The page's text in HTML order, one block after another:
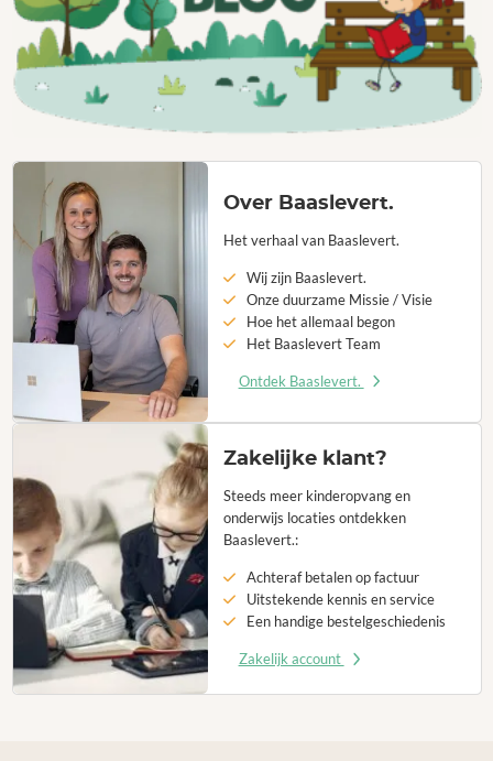
Over Baaslevert.
Het verhaal van Baaslevert.
Wij zijn Baaslevert.
Onze duurzame Missie / Visie
Hoe het allemaal begon
Het Baaslevert Team
Ontdek Baaslevert.
Zakelijke klant?
Steeds meer kinderopvang en
onderwijs locaties ontdekken
Baaslevert.:
Achteraf betalen op factuur
Uitstekende kennis en service
Een handige bestelgeschiedenis
Zakelijk account